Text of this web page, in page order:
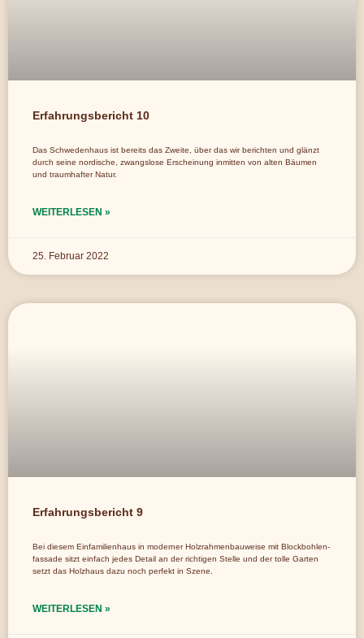
Erfahrungsbericht 10
Das Schwedenhaus ist bereits das Zweite, über das wir berichten und glänzt
durch seine nordische, zwangslose Erscheinung inmitten von alten Bäumen
und traumhafter Natur.
WEITERLESEN »
25. Februar 2022
Erfahrungsbericht 9
Bei diesem Einfamilienhaus in moderner Holzrahmenbauweise mit Blockbohlen-
fassade sitzt einfach jedes Detail an der richtigen Stelle und der tolle Garten
setzt das Holzhaus dazu noch perfekt in Szene.
WEITERLESEN »